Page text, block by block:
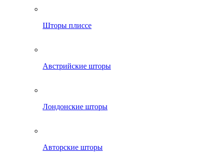
Шторы плиссе
Австрийские шторы
Лондонские шторы
Авторские шторы